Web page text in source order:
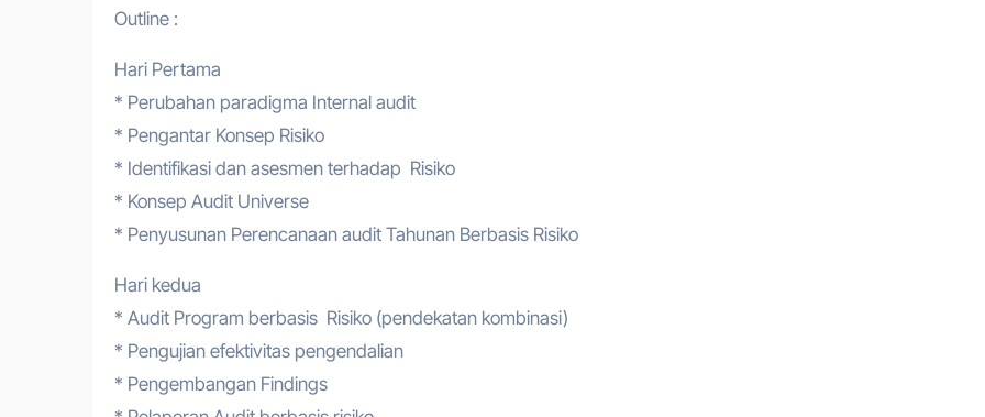
Outline :
Hari Pertama
* Perubahan paradigma Internal audit
* Pengantar Konsep Risiko
* Identifikasi dan asesmen terhadap Risiko
* Konsep Audit Universe
* Penyusunan Perencanaan audit Tahunan Berbasis Risiko
Hari kedua
* Audit Program berbasis Risiko (pendekatan kombinasi)
* Pengujian efektivitas pengendalian
* Pengembangan Findings